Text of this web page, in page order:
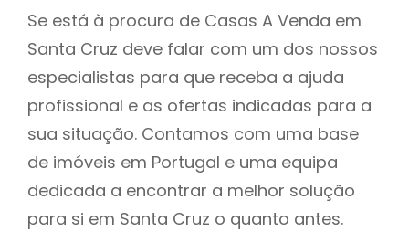
Se está à procura de Casas A Venda em
Santa Cruz deve falar com um dos nossos
especialistas para que receba a ajuda
profissional e as ofertas indicadas para a
sua situação. Contamos com uma base
de imóveis em Portugal e uma equipa
dedicada a encontrar a melhor solução
para si em Santa Cruz o quanto antes.